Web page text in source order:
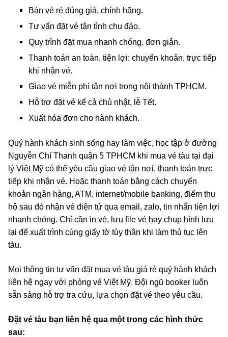
Bán vé rẻ đúng giá, chính hãng.
Tư vấn đặt vé tận tình chu đáo.
Quy trình đặt mua nhanh chóng, đơn giản.
Thanh toán an toàn, tiện lợi: chuyển khoản, trực tiếp
khi nhận vé.
Giao vé miễn phí tận nơi trong nội thành TPHCM.
Hỗ trợ đặt vé kể cả chủ nhật, lễ Tết.
Xuất hóa đơn cho hành khách.
Quý hành khách sinh sống hay làm việc, học tập ở đường
Nguyễn Chí Thanh quận 5 TPHCM khi mua vé tàu tại đại
lý Việt Mỹ có thể yêu cầu giao vé tận nơi, thanh toán trực
tiếp khi nhận vé. Hoặc thanh toán bằng cách chuyển
khoản ngân hàng, ATM, internet/mobile banking, điểm thu
hộ sau đó nhận vé điện tử qua email, zalo, tin nhắn tiện lợi
nhanh chóng. Chỉ cần in vé, lưu file vé hay chụp hình lưu
lại để xuất trình cùng giấy tờ tùy thân khi làm thủ tục lên
tàu.
Mọi thông tin tư vấn đặt mua vé tàu giá rẻ quý hành khách
liên hệ ngay với phòng vé Việt Mỹ. Đội ngũ booker luôn
sẵn sàng hỗ trợ tra cứu, lựa chọn đặt vé theo yêu cầu.
Đặt vé tàu bạn liên hệ qua một trong các hình thức
sau: